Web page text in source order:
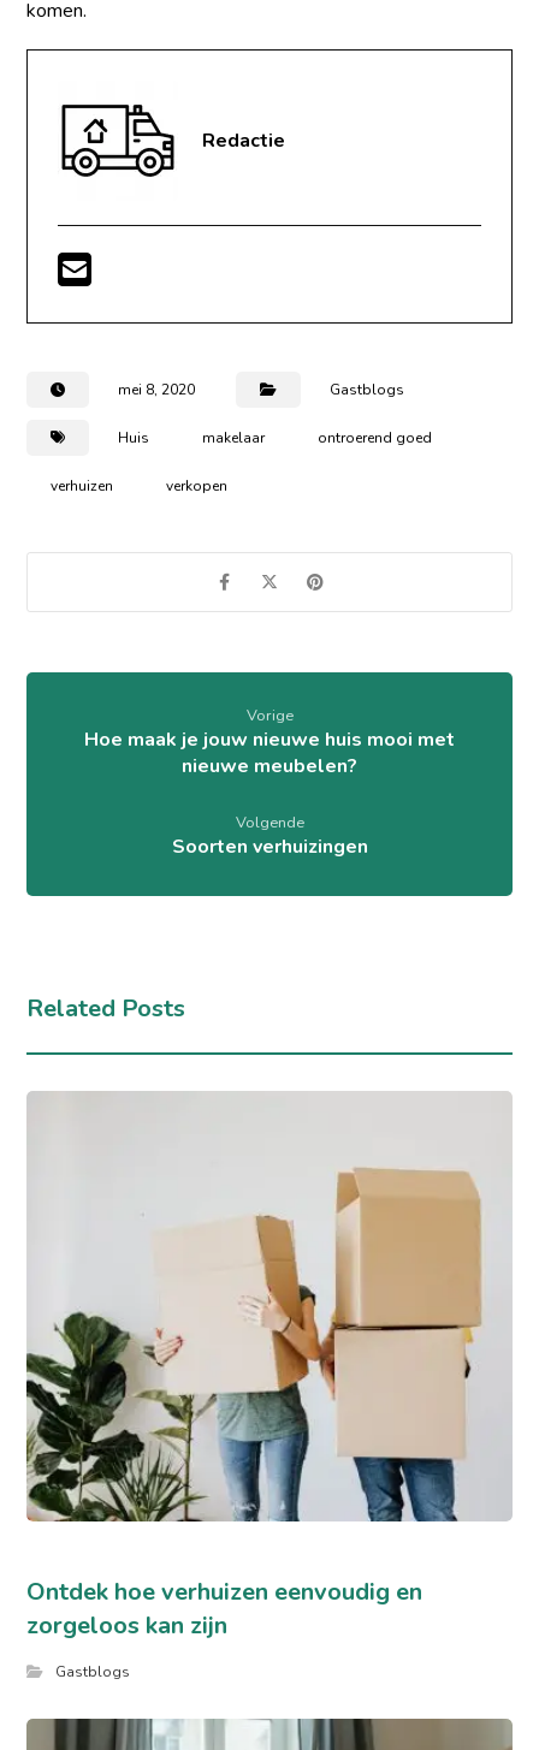
komen.
Redactie
mei 8, 2020 Gastblogs
Huis makelaar ontroerend goed
verhuizen verkopen
Vorige
Hoe maak je jouw nieuwe huis mooi met
nieuwe meubelen?
Volgende
Soorten verhuizingen
Related Posts
Ontdek hoe verhuizen eenvoudig en
zorgeloos kan zijn
Gastblogs